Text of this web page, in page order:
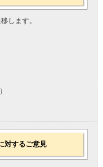
します。
対するご意見